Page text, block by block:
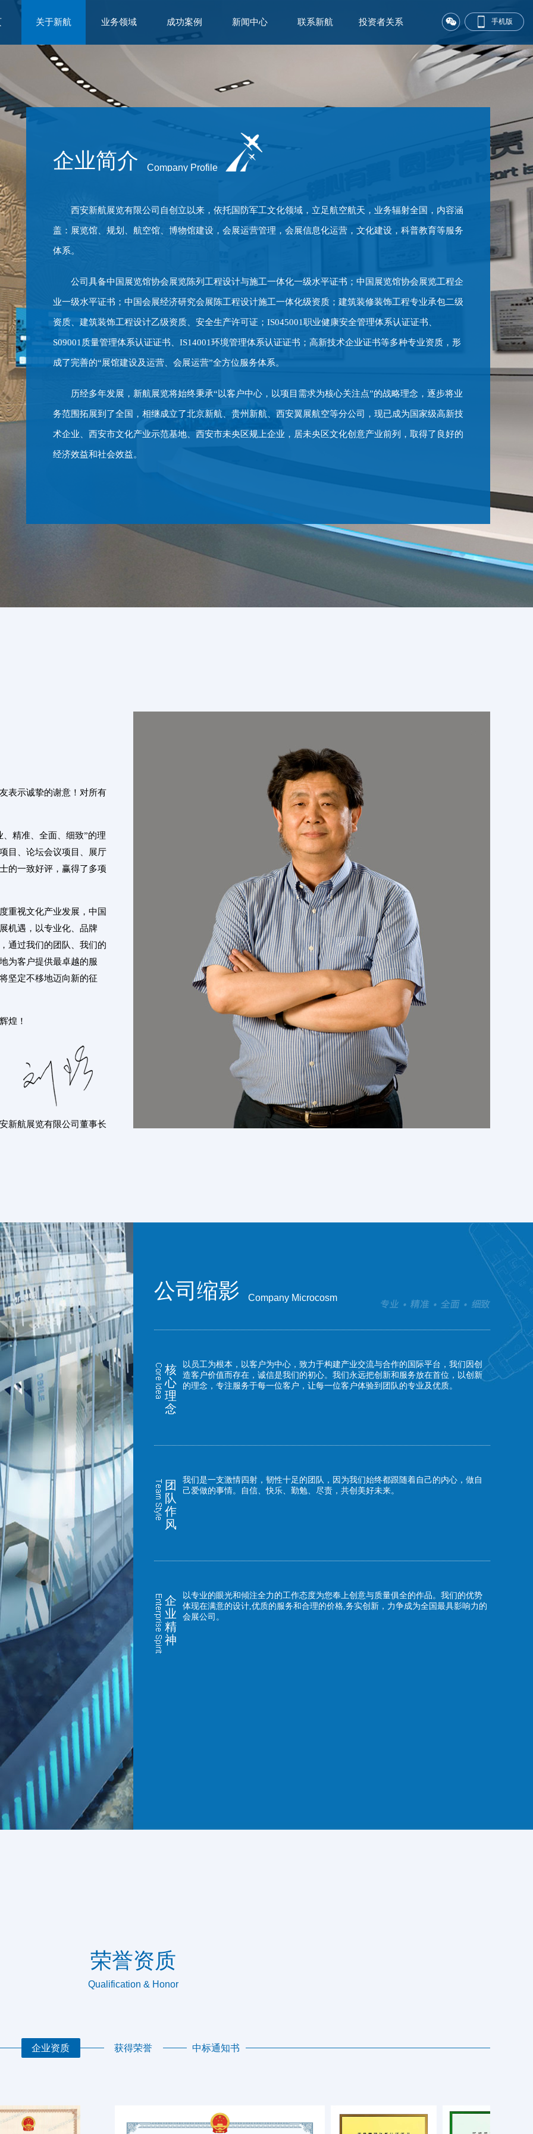
手机版
关于新航 业务领域 成功案例 新闻中心 联系新航 投资者关系
企业简介 Company Profile
西安新航展览有限公司自创立以来，依托国防军工文化领域，立足航空航天，业务辐射全国，内容涵
盖：展览馆、规划、航空馆、博物馆建设，会展运营管理，会展信息化运营，文化建设，科普教育等服务
体系。
公司具备中国展览馆协会展览陈列工程设计与施工一体化一级水平证书；中国展览馆协会展览工程企
业一级水平证书；中国会展经济研究会展陈工程设计施工一体化级资质；建筑装修装饰工程专业承包二级
资质、建筑装饰工程设计乙级资质、安全生产许可证；IS045001职业健康安全管理体系认证证书、
S09001质量管理体系认证证书、IS14001环境管理体系认证证书；高新技术企业证书等多种专业资质，形
成了完善的“展馆建设及运营、会展运营”全方位服务体系。
历经多年发展，新航展览将始终秉承“以客户中心，以项目需求为核心关注点”的战略理念，逐步将业
务范围拓展到了全国，相继成立了北京新航、贵州新航、西安翼展航空等分公司，现已成为国家级高新技
术企业、西安市文化产业示范基地、西安市未央区规上企业，居未央区文化创意产业前列，取得了良好的
经济效益和社会效益。
表示诚挚的谢意！对所有
精准、全面、细致”的理
目、论坛会议项目、展厅
的一致好评，赢得了多项
重视文化产业发展，中国
机遇，以专业化、品牌
通过我们的团队、我们的
为客户提供最卓越的服
坚定不移地迈向新的征
煌！
新航展览有限公司董事长
公司缩影 Company Microcosm
核
心
理
念
以员工为根本，以客户为中心，致力于构建产业交流与合作的国际平台，我们因创
造客户价值而存在，诚信是我们的初心。我们永远把创新和服务放在首位，以创新
的理念，专注服务于每一位客户，让每一位客户体验到团队的专业及优质。
团
队
作
风
我们是一支激情四射，韧性十足的团队，因为我们始终都跟随着自己的内心，做自
己爱做的事情。自信、快乐、勤勉、尽责，共创美好未来。
企
业
精
神
以专业的眼光和傾注全力的工作态度为您奉上创意与质量俱全的作品。我们的优势
体现在满意的设计,优质的服务和合理的价格,务实创新，力争成为全国最具影响力的
会展公司。
荣誉资质
Qualification & Honor
企业资质 获得荣誉 中标通知书